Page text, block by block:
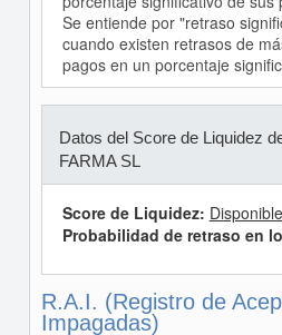
Se entiende por "retraso
cuando existen retrasos de
pagos en un porcentaje
Datos del Score de Liquidez
FARMA SL
Score de Liquidez: Disponible
Probabilidad de retraso en
R.A.I. (Registro de
Impagadas)